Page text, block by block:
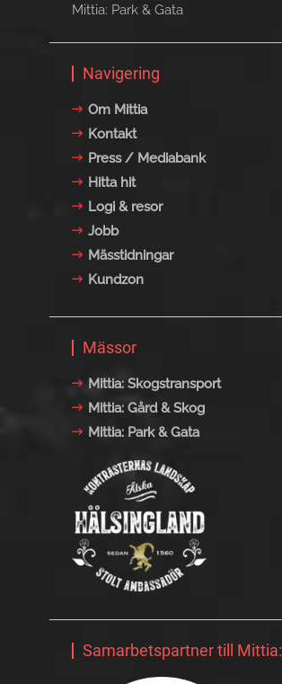
Mittia: Park & Gata
Navigering
Om Mittia
Kontakt
Press / Mediabank
Hitta hit
Logi & resor
Jobb
Mässtidningar
Kundzon
Mässor
Mittia: Skogstransport
Mittia: Gård & Skog
Mittia: Park & Gata
Samarbetspartner till Mittia: